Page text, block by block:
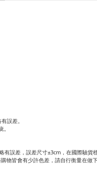
誤差。
誤差，誤差尺寸±3cm，在國際驗貨
皆會有少許色差，請自行衡量在做下